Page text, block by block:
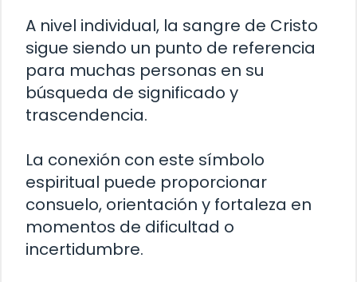
A nivel individual, la sangre de Cristo
sigue siendo un punto de referencia
para muchas personas en su
búsqueda de significado y
trascendencia.
La conexión con este símbolo
espiritual puede proporcionar
consuelo, orientación y fortaleza en
momentos de dificultad o
incertidumbre.